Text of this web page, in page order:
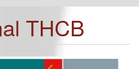
THCB